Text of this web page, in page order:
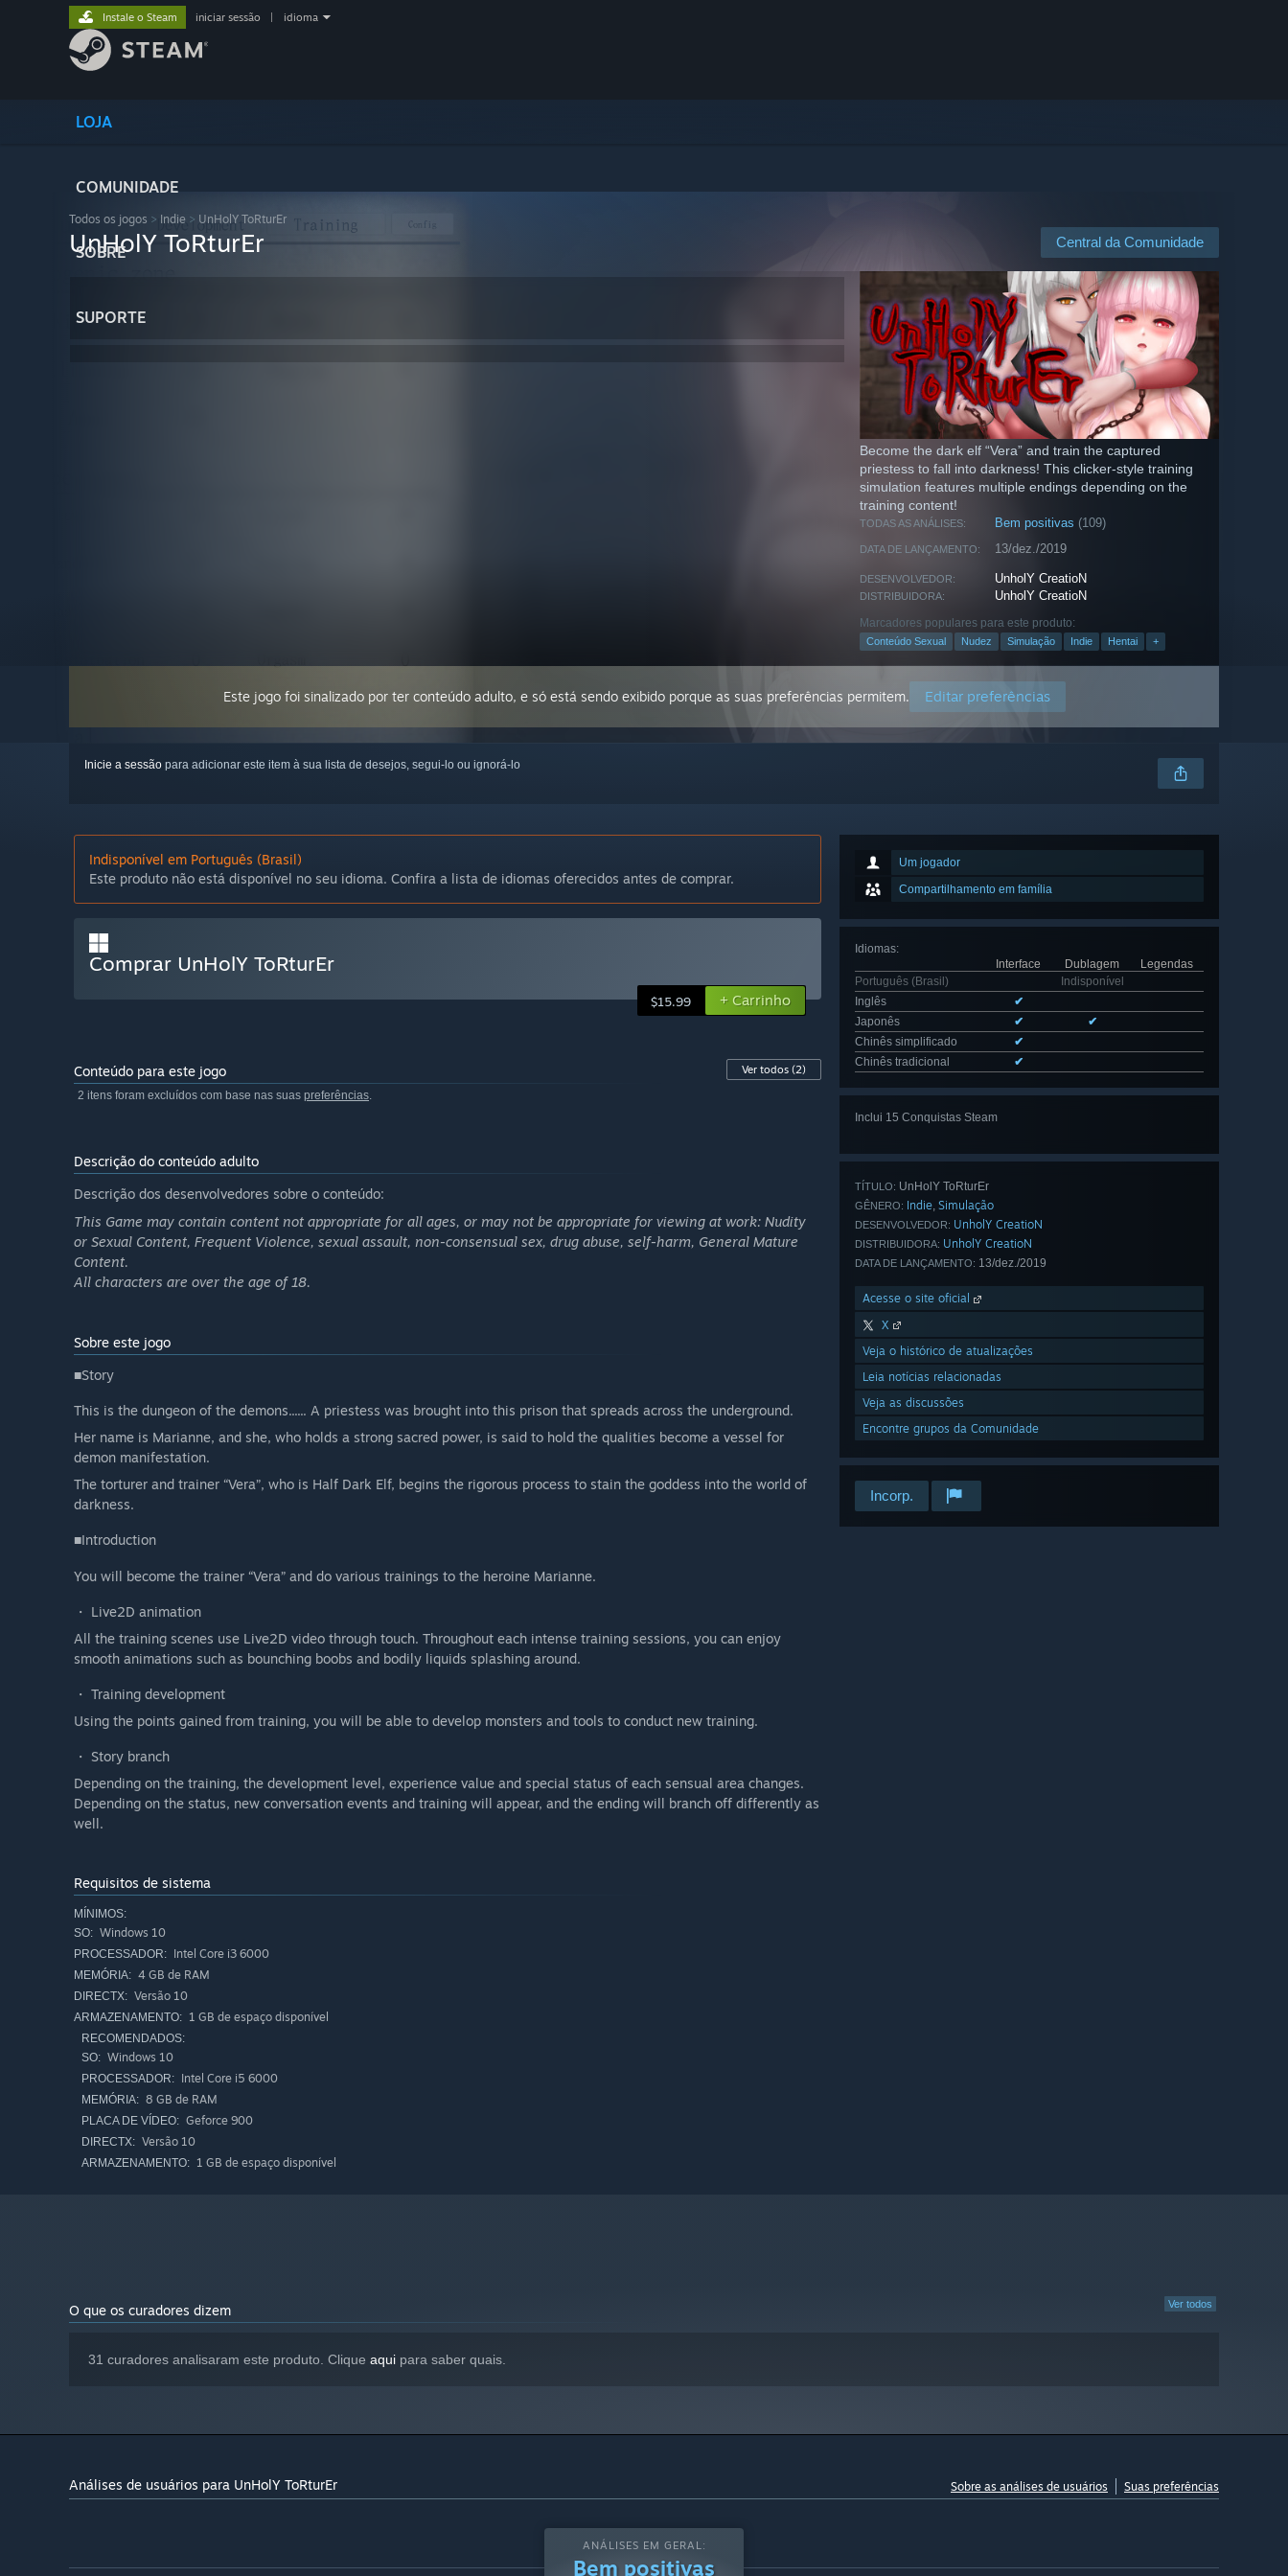
LOJA
COMUNIDADE
SOBRE
SUPORTE
Instale o Steam iniciar sessão idioma
Todos os jogos > Indie > UnHolY ToRturEr
Central da Comunidade
UnHolY ToRturEr
Become the dark elf “Vera” and train the captured
priestess to fall into darkness! This clicker-style training
simulation features multiple endings depending on the
training content!
TODAS AS ANÁLISES: Bem positivas (109)
DATA DE LANÇAMENTO: 13/dez./2019
DESENVOLVEDOR: UnholY CreatioN
DISTRIBUIDORA: UnholY CreatioN
Marcadores populares para este produto:
Conteúdo Sexual Nudez Simulação Indie Hentai +
Este jogo foi sinalizado por ter conteúdo adulto, e só está sendo exibido porque as suas preferências permitem. Editar preferências
Inicie a sessão para adicionar este item à sua lista de desejos, segui-lo ou ignorá-lo
Um jogador
Compartilhamento em família
Idiomas:
Interface
Dublagem
Legendas
Português (Brasil)
Indisponível
Inglês
✔
Japonês
✔
✔
Chinês simplificado
✔
Chinês tradicional
✔
Inclui 15 Conquistas Steam
TÍTULO: UnHolY ToRturEr
GÊNERO: Indie, Simulação
DESENVOLVEDOR: UnholY CreatioN
DISTRIBUIDORA: UnholY CreatioN
DATA DE LANÇAMENTO: 13/dez./2019
Acesse o site oficial
X
Veja o histórico de atualizações
Leia notícias relacionadas
Veja as discussões
Encontre grupos da Comunidade
Incorp.
Indisponível em Português (Brasil)
Este produto não está disponível no seu idioma. Confira a lista de idiomas oferecidos antes de comprar.
Comprar UnHolY ToRturEr
$15.99 + Carrinho
Conteúdo para este jogo Ver todos (2)
2 itens foram excluídos com base nas suas preferências.
Descrição do conteúdo adulto
Descrição dos desenvolvedores sobre o conteúdo:
This Game may contain content not appropriate for all ages, or may not be appropriate for viewing at work: Nudity
or Sexual Content, Frequent Violence, sexual assault, non-consensual sex, drug abuse, self-harm, General Mature
Content.
All characters are over the age of 18.
Sobre este jogo
■Story
This is the dungeon of the demons...... A priestess was brought into this prison that spreads across the underground.
Her name is Marianne, and she, who holds a strong sacred power, is said to hold the qualities become a vessel for
demon manifestation.
The torturer and trainer “Vera”, who is Half Dark Elf, begins the rigorous process to stain the goddess into the world of
darkness.
■Introduction
You will become the trainer “Vera” and do various trainings to the heroine Marianne.
・ Live2D animation
All the training scenes use Live2D video through touch. Throughout each intense training sessions, you can enjoy
smooth animations such as bounching boobs and bodily liquids splashing around.
・ Training development
Using the points gained from training, you will be able to develop monsters and tools to conduct new training.
・ Story branch
Depending on the training, the development level, experience value and special status of each sensual area changes.
Depending on the status, new conversation events and training will appear, and the ending will branch off differently as
well.
Requisitos de sistema
MÍNIMOS:
SO: Windows 10
PROCESSADOR: Intel Core i3 6000
MEMÓRIA: 4 GB de RAM
DIRECTX: Versão 10
ARMAZENAMENTO: 1 GB de espaço disponível
RECOMENDADOS:
SO: Windows 10
PROCESSADOR: Intel Core i5 6000
MEMÓRIA: 8 GB de RAM
PLACA DE VÍDEO: Geforce 900
DIRECTX: Versão 10
ARMAZENAMENTO: 1 GB de espaço disponível
Ver todos
O que os curadores dizem
31 curadores analisaram este produto. Clique aqui para saber quais.
Análises de usuários para UnHolY ToRturEr Sobre as análises de usuários Suas preferências
ANÁLISES EM GERAL:
Bem positivas